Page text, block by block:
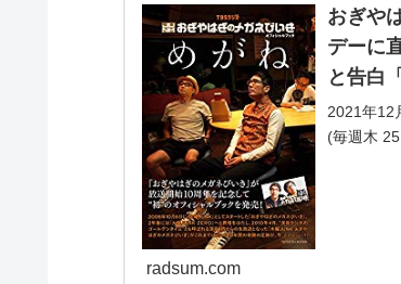
おぎや
デーに
と告白
2021年12
(毎週木
radsum.com